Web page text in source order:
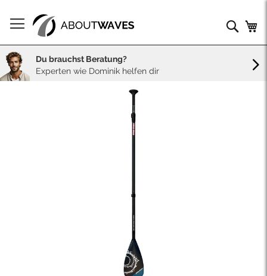
zum
Inhalt
Du brauchst Beratung?
Experten wie Dominik helfen dir